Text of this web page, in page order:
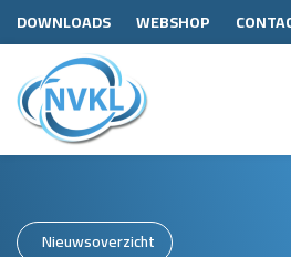
DOWNLOADS WEBSHOP
Nieuwsoverzicht